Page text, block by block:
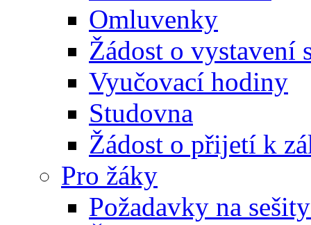
Omluvenky
Žádost o vystavení
Vyučovací hodiny
Studovna
Žádost o přijetí k
Pro žáky
Požadavky na